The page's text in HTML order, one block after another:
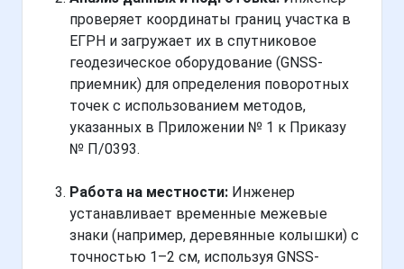
проверяет координаты границ участка в
ЕГРН и загружает их в спутниковое
геодезическое оборудование (GNSS-
приемник) для определения поворотных
точек с использованием методов,
указанных в Приложении № 1 к Приказу
№ П/0393.
Работа на местности: Инженер
устанавливает временные межевые
знаки (например, деревянные колышки) с
точностью 1–2 см, используя GNSS-